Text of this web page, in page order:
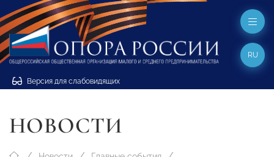
Версия для слабовидящих
RU
НОВОСТИ